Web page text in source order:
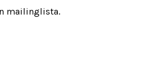
mailinglista.